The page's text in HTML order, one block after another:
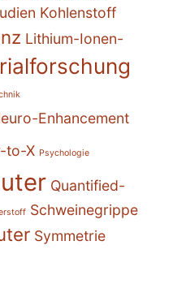
Kohlenstoff
Lithium-Ionen-
Enhancement
to-X Psychologie
Quantified-
Schweinegrippe
Symmetrie